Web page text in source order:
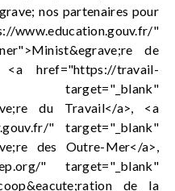
nos partenaires pour
www.education.gouv.fr/"
de
<a href="https://travail-
du Travail</a>, <a
" target="_blank"
des Outre-Mer</a>,
" target="_blank"
de la